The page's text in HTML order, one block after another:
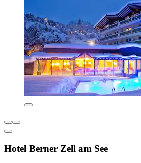
Hotel Berner Zell am See